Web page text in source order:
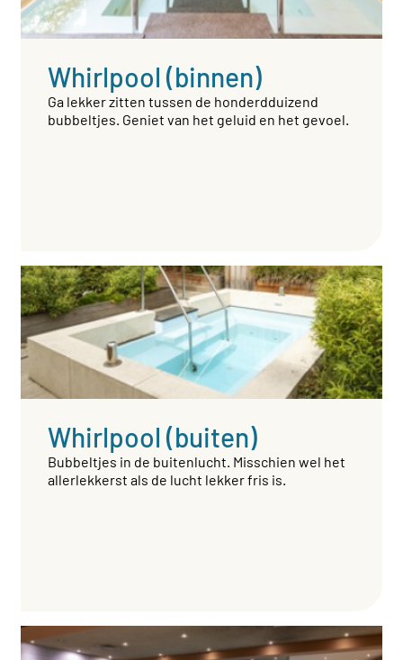
Whirlpool (binnen)
Ga lekker zitten tussen de honderdduizend
bubbeltjes. Geniet van het geluid en het gevoel.
Whirlpool (buiten)
Bubbeltjes in de buitenlucht. Misschien wel het
allerlekkerst als de lucht lekker fris is.